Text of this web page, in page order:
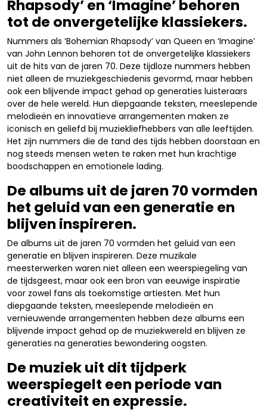
Rhapsody’ en ‘Imagine’ behoren
tot de onvergetelijke klassiekers.
Nummers als ‘Bohemian Rhapsody’ van Queen en ‘Imagine’
van John Lennon behoren tot de onvergetelijke klassiekers
uit de hits van de jaren 70. Deze tijdloze nummers hebben
niet alleen de muziekgeschiedenis gevormd, maar hebben
ook een blijvende impact gehad op generaties luisteraars
over de hele wereld. Hun diepgaande teksten, meeslepende
melodieën en innovatieve arrangementen maken ze
iconisch en geliefd bij muziekliefhebbers van alle leeftijden.
Het zijn nummers die de tand des tijds hebben doorstaan en
nog steeds mensen weten te raken met hun krachtige
boodschappen en emotionele lading.
De albums uit de jaren 70 vormden
het geluid van een generatie en
blijven inspireren.
De albums uit de jaren 70 vormden het geluid van een
generatie en blijven inspireren. Deze muzikale
meesterwerken waren niet alleen een weerspiegeling van
de tijdsgeest, maar ook een bron van eeuwige inspiratie
voor zowel fans als toekomstige artiesten. Met hun
diepgaande teksten, meeslepende melodieën en
vernieuwende arrangementen hebben deze albums een
blijvende impact gehad op de muziekwereld en blijven ze
generaties na generaties bewondering oogsten.
De muziek uit dit tijdperk
weerspiegelt een periode van
creativiteit en expressie.